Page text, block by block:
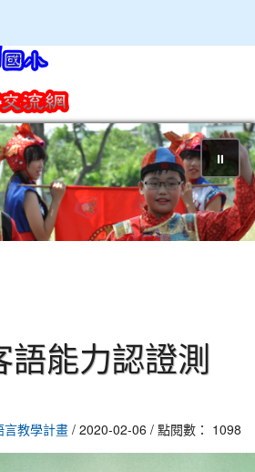
⏸
語能力認證測
言教學計畫 / 2020-02-06 / 點閱數： 1098